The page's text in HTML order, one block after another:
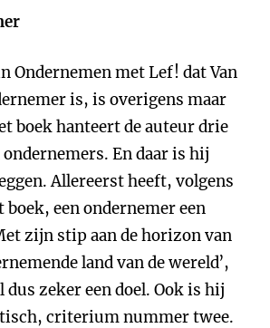
Ondernemen met Lef! dat Van
is, is overigens maar
boek hanteert de auteur drie
En daar is hij
Allereerst heeft, volgens
een ondernemer een
zijn stip aan de horizon van
land van de wereld’,
dus zeker een doel. Ook is hij
criterium nummer twee.